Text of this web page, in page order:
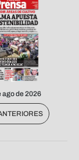
ago de 2026